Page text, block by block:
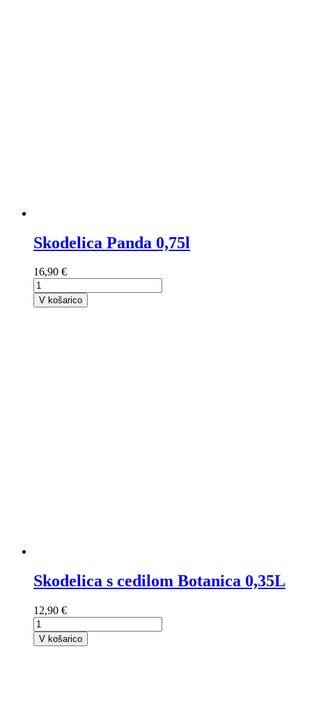
Skodelica Panda 0,75l
16,90 €
V košarico
Skodelica s cedilom Botanica 0,35L
12,90 €
V košarico